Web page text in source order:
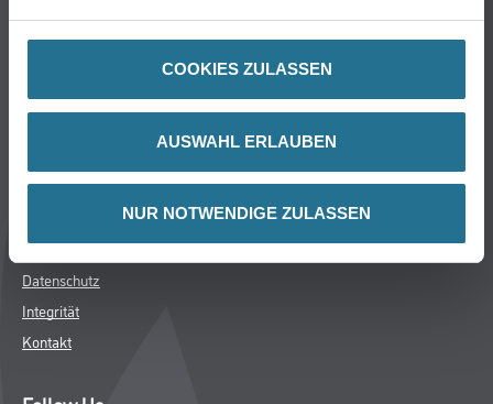
COOKIES ZULASSEN
AUSWAHL ERLAUBEN
NUR NOTWENDIGE ZULASSEN
Services
Rechtliches
Nutzungsbedingungen
Logistik- und Servicepreisliste
Impressum
Datenschutz
Integrität
Kontakt